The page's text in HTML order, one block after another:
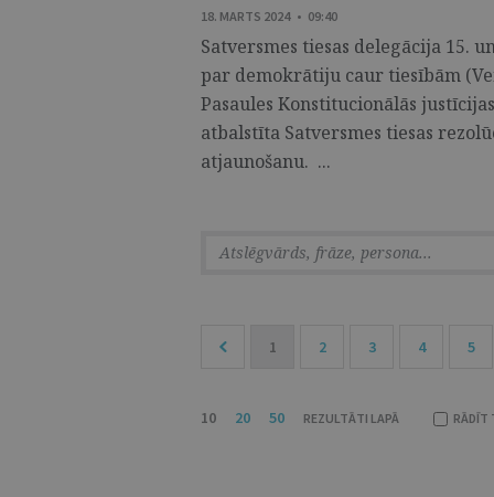
18. MARTS 2024 • 09:40
Satversmes tiesas delegācija 15.
par demokrātiju caur tiesībām
Pasaules Konstitucionālās
atbalstīta Satversmes tiesas
atjaunošanu. ...
1 2 3 4 5
10 20 50 REZULTĀTI LAPĀ RĀDĪT